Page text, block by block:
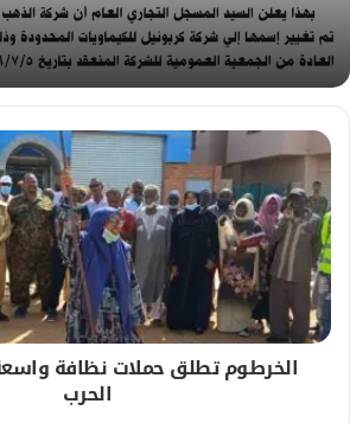
ب
الخرطوم تطلق حملات نظافة
الحرب